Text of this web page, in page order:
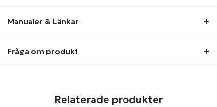
Manualer & Länkar
Fråga om produkt
Relaterade produkter